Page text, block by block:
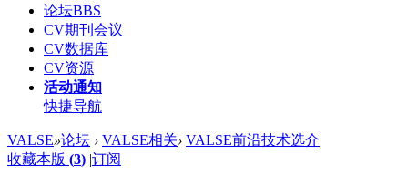
论坛BBS
CV期刊会议
CV数据库
CV资源
活动通知
快捷导航
VALSE»论坛 › VALSE相关› VALSE前沿技术选介
收藏本版 (3) |订阅